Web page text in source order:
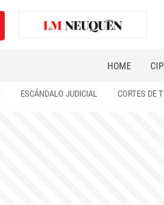
HOME
ESCÁNDALO JUDICIAL CORTES DE